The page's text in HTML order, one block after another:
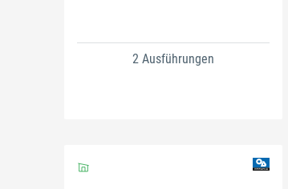
2 Ausführungen